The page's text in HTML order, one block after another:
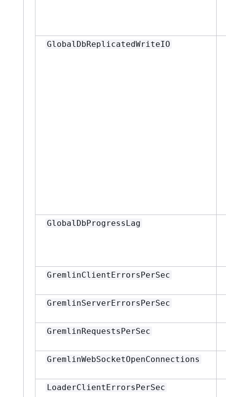
GlobalDbReplicatedWriteIO
GlobalDbProgressLag
GremlinClientErrorsPerSec
GremlinServerErrorsPerSec
GremlinRequestsPerSec
GremlinWebSocketOpenConnections
LoaderClientErrorsPerSec